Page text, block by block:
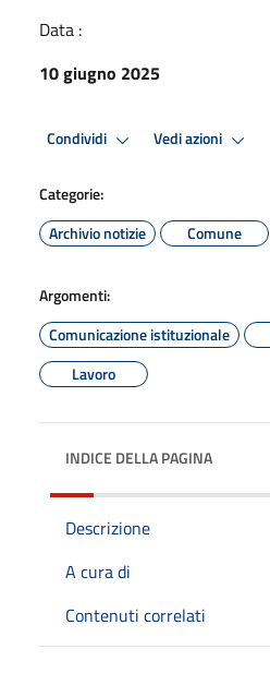
Data :
10 giugno 2025
Condividi Vedi azioni
Categorie:
Archivio notizie
Comune
Argomenti:
Comunicazione istituzionale
Lavoro
INDICE DELLA PAGINA
Descrizione
A cura di
Contenuti correlati